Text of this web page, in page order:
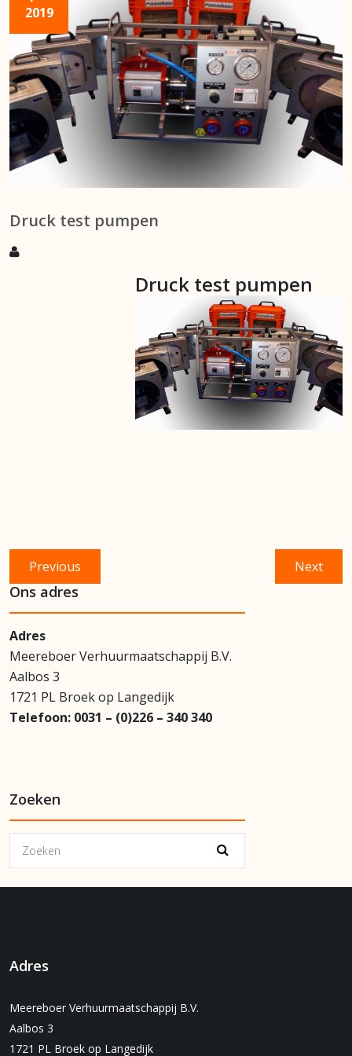
2019
Druck test pumpen
Druck test pumpen
Bericht
navigatie
Previous
post:
NextNext
post:
Ons adres
Adres
Meereboer Verhuurmaatschappij B.V.
Aalbos 3
1721 PL Broek op Langedijk
Telefoon: 0031 – (0)226 – 340 340
Zoeken
Adres
Meereboer Verhuurmaatschappij B.V.
Aalbos 3
1721 PL Broek op Langedijk